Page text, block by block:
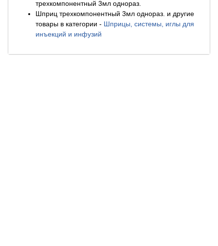
трехкомпонентный 3мл однораз.
Шприц трехкомпонентный 3мл однораз. и другие
товары в категории - Шприцы, системы, иглы для
инъекций и инфузий